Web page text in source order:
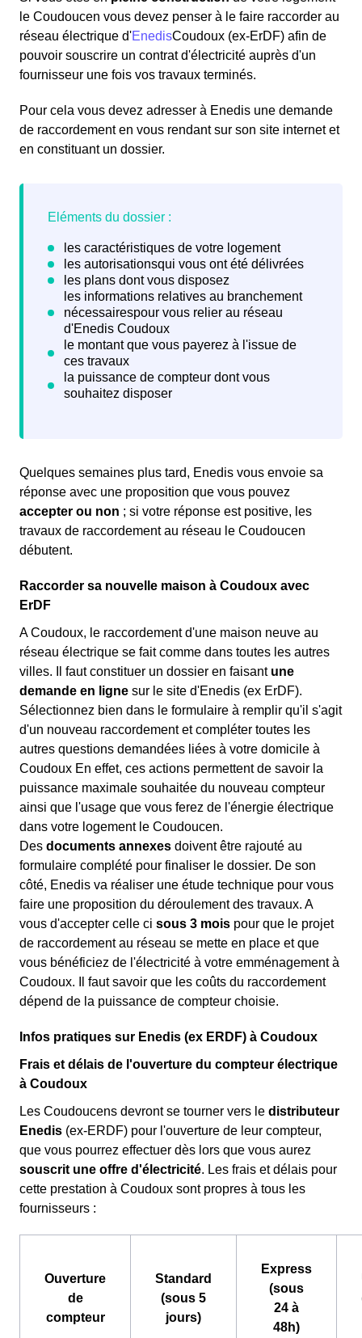
le Coudoucen vous devez penser à le faire raccorder au
réseau électrique d'EnedisCoudoux (ex-ErDF) afin de
pouvoir souscrire un contrat d'électricité auprès d'un
fournisseur une fois vos travaux terminés.
Pour cela vous devez adresser à Enedis une demande
de raccordement en vous rendant sur son site internet et
en constituant un dossier.
Quelques semaines plus tard, Enedis vous envoie sa
réponse avec une proposition que vous pouvez
accepter ou non ; si votre réponse est positive, les
travaux de raccordement au réseau le Coudoucen
débutent.
Raccorder sa nouvelle maison à Coudoux avec
ErDF
A Coudoux, le raccordement d'une maison neuve au
réseau électrique se fait comme dans toutes les autres
villes. Il faut constituer un dossier en faisant une
demande en ligne sur le site d'Enedis (ex ErDF).
Sélectionnez bien dans le formulaire à remplir qu'il s'agit
d'un nouveau raccordement et compléter toutes les
autres questions demandées liées à votre domicile à
Coudoux En effet, ces actions permettent de savoir la
puissance maximale souhaitée du nouveau compteur
ainsi que l'usage que vous ferez de l'énergie électrique
dans votre logement le Coudoucen.
Des documents annexes doivent être rajouté au
formulaire complété pour finaliser le dossier. De son
côté, Enedis va réaliser une étude technique pour vous
faire une proposition du déroulement des travaux. A
vous d'accepter celle ci sous 3 mois pour que le projet
de raccordement au réseau se mette en place et que
vous bénéficiez de l'électricité à votre emménagement à
Coudoux. Il faut savoir que les coûts du raccordement
dépend de la puissance de compteur choisie.
Infos pratiques sur Enedis (ex ERDF) à Coudoux
Frais et délais de l'ouverture du compteur électrique
à Coudoux
Les Coudoucens devront se tourner vers le distributeur
Enedis (ex-ERDF) pour l'ouverture de leur compteur,
que vous pourrez effectuer dès lors que vous aurez
souscrit une offre d'électricité. Les frais et délais pour
cette prestation à Coudoux sont propres à tous les
fournisseurs :
Ouverture
de
compteur
Standard
(sous 5
jours)
Express
(sous
24 à
48h)